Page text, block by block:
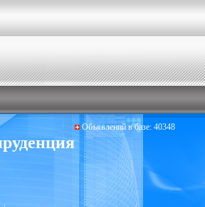
Объявлений в базе: 40348